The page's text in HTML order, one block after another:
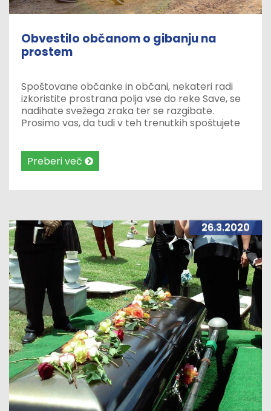
Obvestilo občanom o gibanju na
prostem
Spoštovane občanke in občani, nekateri radi
izkoristite prostrana polja vse do reke Save, se
nadihate svežega zraka ter se razgibate.
Prosimo vas, da tudi v teh trenutkih spoštujete
stopate na kmetijska zemljišča, ki so večinoma v
zasebni lasti. Spoštujte tudi nasvet o medsebojni
Preberi več
26.3.2020